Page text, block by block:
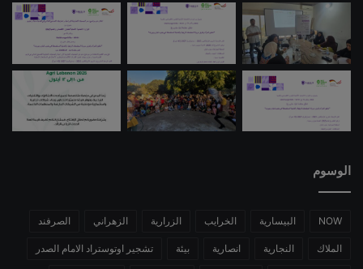
الوسوم
NOW البيسارية الخرايب الزرارية الزهراني الصرفند
الملاك النجارية انصارية بيئة تشجير اوتوستراد الامام الصدر